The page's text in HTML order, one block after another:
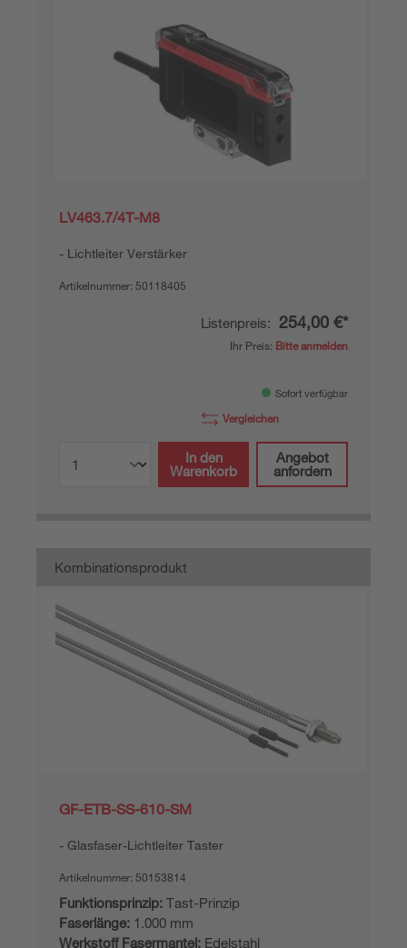
LV463.7/4T-M8
Lichtleiter Verstärker
Artikelnummer: 50118405
Listenpreis: 254,00 €*
Ihr Preis: Bitte anmelden
Sofort verfügbar
Vergleichen
In den
Warenkorb
Angebot
anfordern
Kombinationsprodukt
GF-ETB-SS-610-SM
Glasfaser-Lichtleiter Taster
Artikelnummer: 50153814
Funktionsprinzip: Tast-Prinzip
Faserlänge: 1.000 mm
Werkstoff Fasermantel: Edelstahl